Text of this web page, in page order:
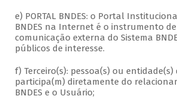
e) PORTAL BNDES: o Portal
BNDES na Internet é o instrumento
comunicação externa do Sistema
públicos de interesse.
f) Terceiro(s): pessoa(s) ou
participa(m) diretamente do
BNDES e o Usuário;